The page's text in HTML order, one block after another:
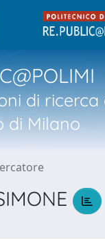
di ricerca
di Milano